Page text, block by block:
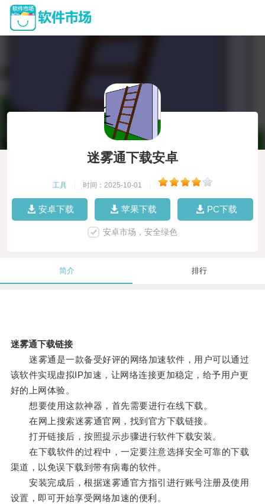
迷雾通下载安卓
工具 时间：2025-10-01
安卓下载 苹果下载 PC下载
安卓市场，安全绿色
简介 排行
迷雾通下载链接
迷雾通是一款备受好评的网络加速软件，用户可以通过
该软件实现虚拟IP加速，让网络连接更加稳定，给予用户更
好的上网体验。
想要使用这款神器，首先需要进行在线下载。
在网上搜索迷雾通官网，找到官方下载链接。
打开链接后，按照提示步骤进行软件下载安装。
在下载软件的过程中，一定要注意选择安全可靠的下载
渠道，以免误下载到带有病毒的软件。
安装完成后，根据迷雾通官方指引进行账号注册及使用
设置，即可开始享受网络加速的便利。